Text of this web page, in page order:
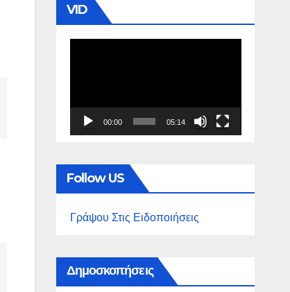
VID
00:00 05:14
Follow US
Γράψου Στις Ειδοποιήσεις
Δημοσκοπήσεις